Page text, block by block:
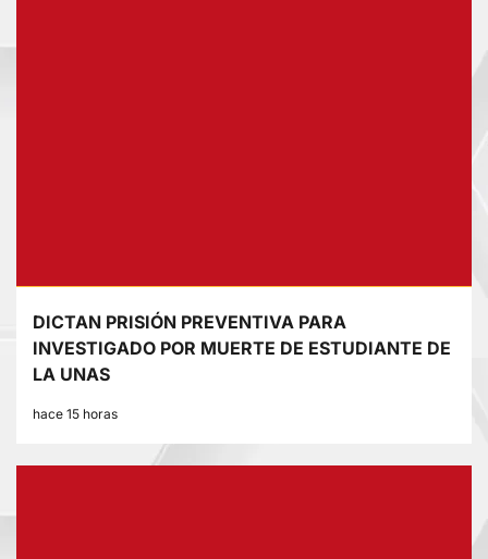
DICTAN PRISIÓN PREVENTIVA PARA
INVESTIGADO POR MUERTE DE ESTUDIANTE DE
LA UNAS
hace 15 horas